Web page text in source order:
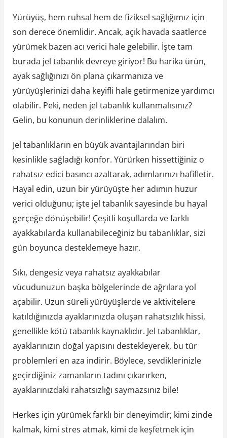
Yürüyüş, hem ruhsal hem de fiziksel sağlığımız için
son derece önemlidir. Ancak, açık havada saatlerce
yürümek bazen acı verici hale gelebilir. İşte tam
burada jel tabanlık devreye giriyor! Bu harika ürün,
ayak sağlığınızı ön plana çıkarmanıza ve
yürüyüşlerinizi daha keyifli hale getirmenize yardımcı
olabilir. Peki, neden jel tabanlık kullanmalısınız?
Gelin, bu konunun derinliklerine dalalım.
Jel tabanlıkların en büyük avantajlarından biri
kesinlikle sağladığı konfor. Yürürken hissettiğiniz o
rahatsız edici basıncı azaltarak, adımlarınızı hafifletir.
Hayal edin, uzun bir yürüyüşte her adımın huzur
verici olduğunu; işte jel tabanlık sayesinde bu hayal
gerçeğe dönüşebilir! Çeşitli koşullarda ve farklı
ayakkabılarda kullanabileceğiniz bu tabanlıklar, sizi
gün boyunca desteklemeye hazır.
Sıkı, dengesiz veya rahatsız ayakkabılar
vücudunuzun başka bölgelerinde de ağrılara yol
açabilir. Uzun süreli yürüyüşlerde ve aktivitelere
katıldığınızda ayaklarınızda oluşan rahatsızlık hissi,
genellikle kötü tabanlık kaynaklıdır. Jel tabanlıklar,
ayaklarınızın doğal yapısını destekleyerek, bu tür
problemleri en aza indirir. Böylece, sevdiklerinizle
geçirdiğiniz zamanların tadını çıkarırken,
ayaklarınızdaki rahatsızlığı saymazsınız bile!
Herkes için yürümek farklı bir deneyimdir; kimi zinde
kalmak, kimi stres atmak, kimi de keşfetmek için